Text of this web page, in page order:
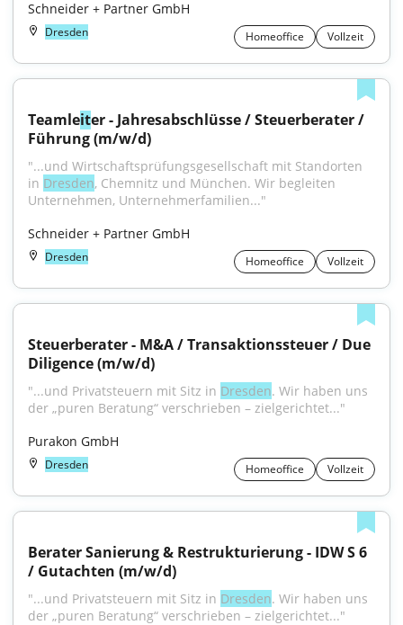
Schneider + Partner GmbH
Dresden Homeoffice Vollzeit
Teamleiter - Jahresabschlüsse / Steuerberater /
Führung (m/w/d)
"...und Wirtschaftsprüfungsgesellschaft mit Standorten
in Dresden, Chemnitz und München. Wir begleiten
Unternehmen, Unternehmerfamilien..."
Schneider + Partner GmbH
Dresden Homeoffice Vollzeit
Steuerberater - M&A / Transaktionssteuer / Due
Diligence (m/w/d)
"...und Privatsteuern mit Sitz in Dresden. Wir haben uns
der „puren Beratung“ verschrieben – zielgerichtet..."
Purakon GmbH
Dresden Homeoffice Vollzeit
Berater Sanierung & Restrukturierung - IDW S 6
/ Gutachten (m/w/d)
"...und Privatsteuern mit Sitz in Dresden. Wir haben uns
der „puren Beratung“ verschrieben – zielgerichtet..."